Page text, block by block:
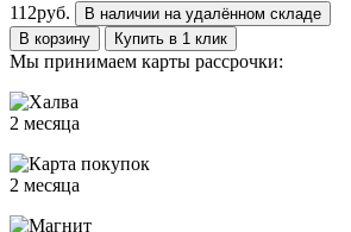
112руб.
В наличии на удалённом складе
В корзину
Купить в 1 клик
Мы принимаем карты рассрочки:
2 месяца
2 месяца